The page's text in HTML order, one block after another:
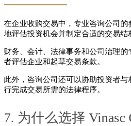
在企业收购交易中，专业咨询公司
地评估投资机会并制定合适的交易结
财务、会计、法律事务和公司治理
者评估企业和起草交易条款。
此外，咨询公司还可以协助投资者与
行完成交易所需的法律程序。
7. 为什么选择 Vinasc